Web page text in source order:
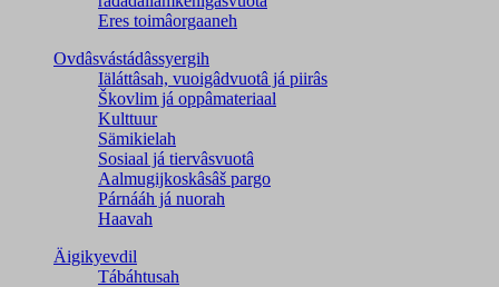
Eres toimâorgaaneh
Ovdâsvástádâssyergih
Iäláttâsah, vuoigâdvuotâ já piirâs
Škovlim já oppâmateriaal
Kulttuur
Sämikielah
Sosiaal já tiervâsvuotâ
Aalmugijkoskâsâš pargo
Párnááh já nuorah
Haavah
Äigikyevdil
Tábáhtusah